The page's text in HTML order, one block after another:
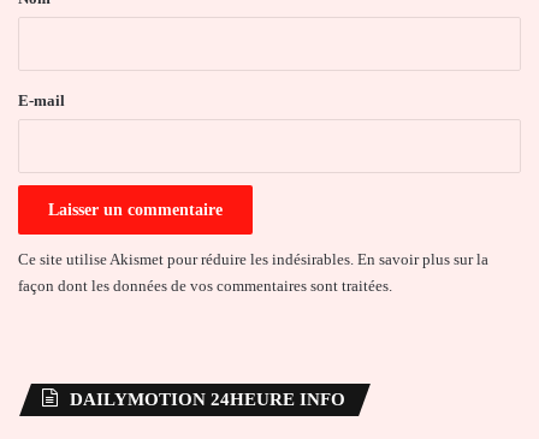
e
E-mail
Ce site utilise Akismet pour réduire les indésirables. En savoir plus sur la
façon dont les données de vos commentaires sont traitées
DAILYMOTION 24HEURE INFO